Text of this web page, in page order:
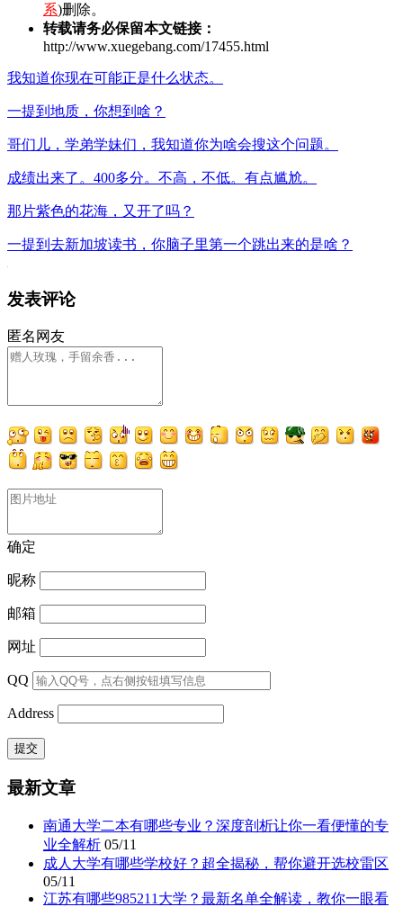
系)删除。
转载请务必保留本文链接：
http://www.xuegebang.com/17455.html
我知道你现在可能正是什么状态。
一提到地质，你想到啥？
哥们儿，学弟学妹们，我知道你为啥会搜这个问题。
成绩出来了。400多分。不高，不低。有点尴尬。
那片紫色的花海，又开了吗？
一提到去新加坡读书，你脑子里第一个跳出来的是啥？
发表评论
匿名网友
确定
昵称
邮箱
网址
QQ
Address
最新文章
南通大学二本有哪些专业？深度剖析让你一看便懂的专
业全解析 05/11
成人大学有哪些学校好？超全揭秘，帮你避开选校雷区
05/11
江苏有哪些985211大学？最新名单全解读，教你一眼看